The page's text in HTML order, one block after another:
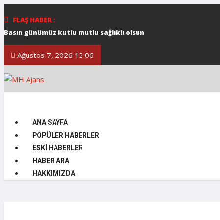
FLAŞ HABER :
Basın günümüz kutlu mutlu sağlıklı olsun
DAÜ’DE TOPLU İŞ SÖZLEMESİ’NE EK PROTOKOL İMZALANDI
Ortak konser
DAÜ MİMARLIK FAKÜLTESİ ÖĞRETİM ÜYESİ PROF. DR. ŞEBNEM
TÜRKÜLERLE DAÜ’NÜN BU YILKİ KONUĞU EDİP AKBAYRAM
TELSİM FREEZONE 8. LİSELERARASI MÜZİK YARIŞMASI
DAÜ DÜNYA ÜNİVERSİTELER ETKİ SIRALAMASI’NDA KIBRIS’IN EN
Ağustos 7, 2026 13:06
ANA SAYFA
POPÜLER HABERLER
ESKI HABERLER
HABER ARA
HAKKIMIZDA